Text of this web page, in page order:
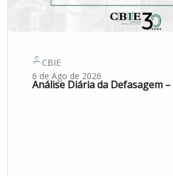
CBIE
6 de Ago de 2026
Análise Diária da Defasagem